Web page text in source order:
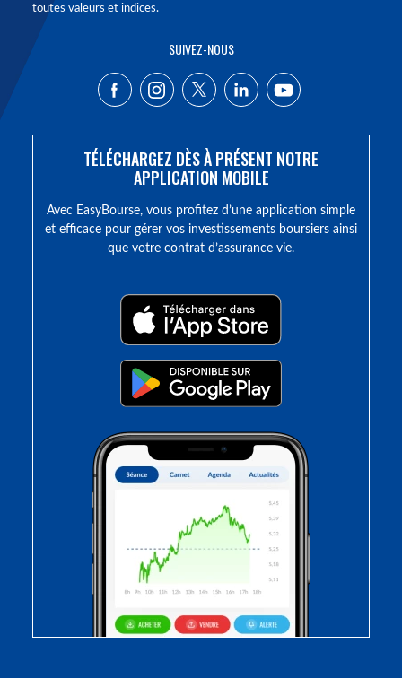
toutes valeurs et indices.
SUIVEZ-NOUS
TÉLÉCHARGEZ DÈS À PRÉSENT NOTRE
APPLICATION MOBILE
Avec EasyBourse, vous profitez d’une application simple
et efficace pour gérer vos investissements boursiers ainsi
que votre contrat d’assurance vie.